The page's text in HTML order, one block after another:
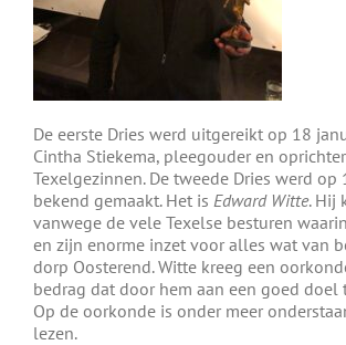
De eerste Dries werd uitgereikt op 18
Cintha Stiekema, pleegouder en
Texelgezinnen. De tweede Dries werd op
bekend gemaakt. Het is Edward Witte. Hij
vanwege de vele Texelse besturen
en zijn enorme inzet voor alles wat van
dorp Oosterend. Witte kreeg een
bedrag dat door hem aan een goed doel
Op de oorkonde is onder meer
lezen.